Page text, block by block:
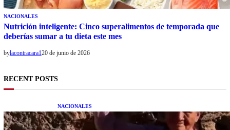
NACIONALES
Nutrición inteligente: Cinco superalimentos de temporada que
deberías sumar a tu dieta este mes
bylacontracara120 de junio de 2026
RECENT POSTS
NACIONALES
Una mujer asegura haber peleado con un
extraterrestre cuerpo a cuerpo